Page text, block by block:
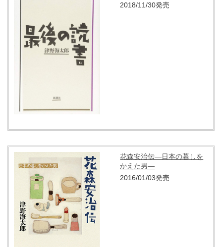
2018/11/30発売
花森安治伝―日本の暮しを
かえた男―
2016/01/03発売